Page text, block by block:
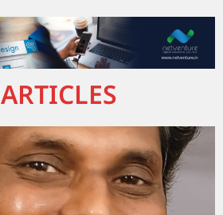
ARTICLES